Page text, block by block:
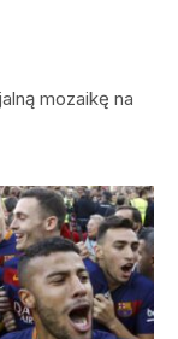
mozaikę na